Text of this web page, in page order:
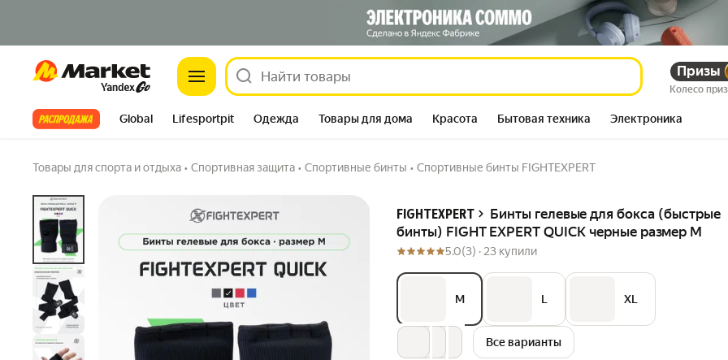
Market Призы
Колесо
Все хиты Global Lifesportpit Одежда Товары для дома Красота Бытовая техника Электроника
Товары для спорта и отдыха • Спортивная защита • Спортивные бинты • Спортивные бинты FIGHTEXPERT
FIGHTEXPERT
Бинты гелевые для бокса (быстрые
бинты) FIGHT EXPERT QUICK черные размер M
5.0(3) · 23 купили
M L XL
Все варианты
Бинты гелевые для бокса (быстрые бинты) FIGHT EXPERT QUICK
черные размер M
23 купили 1 вопрос
585 606сум